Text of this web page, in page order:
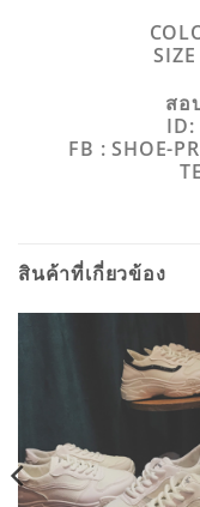
สอ
ID:
FB : SHOE-
สินค้าที่เกี่ยวข้อง